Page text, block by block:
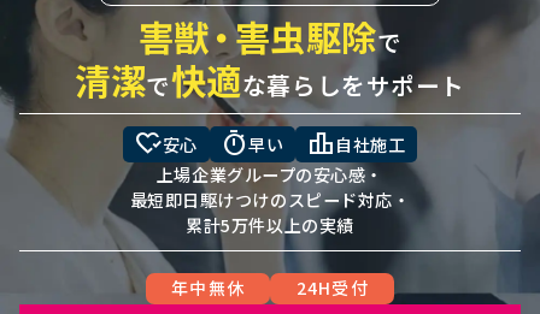
害獣・害虫駆除で
清潔で快適な暮らしをサポート
heart_check安心 timer早い leaderboard 自社施工
上場企業グループの安心感・
最短即日駆けつけのスピード対応・
累計5万件以上の実績
年中無休
24H受付